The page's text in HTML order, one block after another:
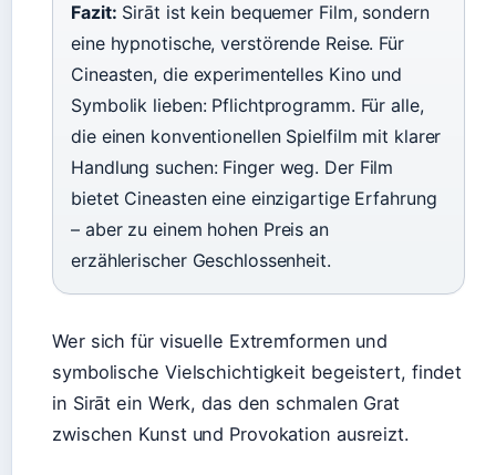
Fazit: Sirāt ist kein bequemer Film, sondern
eine hypnotische, verstörende Reise. Für
Cineasten, die experimentelles Kino und
Symbolik lieben: Pflichtprogramm. Für alle,
die einen konventionellen Spielfilm mit klarer
Handlung suchen: Finger weg. Der Film
bietet Cineasten eine einzigartige Erfahrung
– aber zu einem hohen Preis an
erzählerischer Geschlossenheit.
Wer sich für visuelle Extremformen und
symbolische Vielschichtigkeit begeistert, findet
in Sirāt ein Werk, das den schmalen Grat
zwischen Kunst und Provokation ausreizt.